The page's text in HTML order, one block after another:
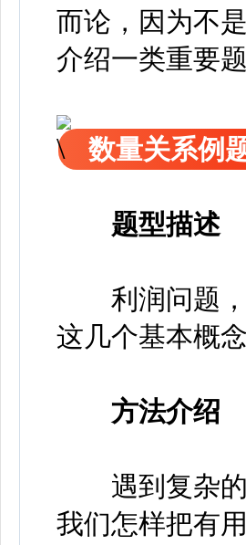
而论，因为不
介绍一类重要
数量关系例
题型描述
利润问题，
这几个基本概
方法介绍
遇到复杂的
我们怎样把有